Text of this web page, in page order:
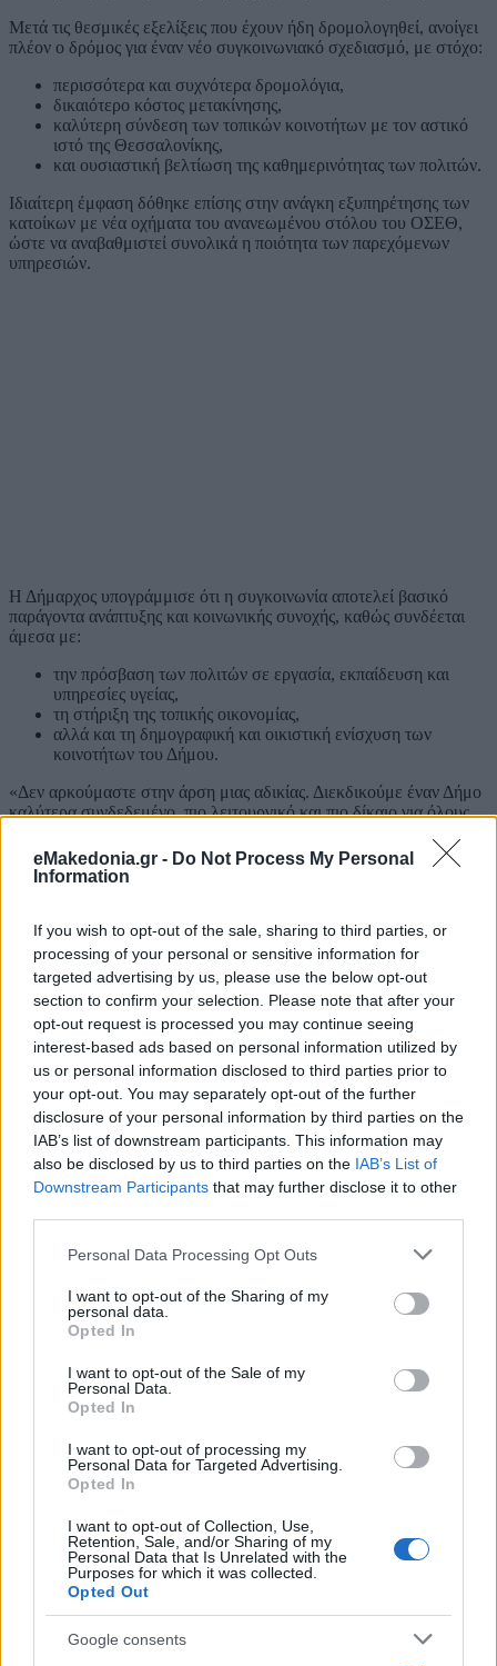
eMakedonia.gr - Do Not Process My Personal
Information
If you wish to opt-out of the sale, sharing to third parties, or
processing of your personal or sensitive information for
targeted advertising by us, please use the below opt-out
section to confirm your selection. Please note that after your
opt-out request is processed you may continue seeing
interest-based ads based on personal information utilized by
us or personal information disclosed to third parties prior to
your opt-out. You may separately opt-out of the further
disclosure of your personal information by third parties on the
IAB’s list of downstream participants. This information may
also be disclosed by us to third parties on the IAB’s List of
Downstream Participants that may further disclose it to other
Please note that this website/app uses one or more Google
not limited to your visit or usage behaviour. You may click to
grant or deny consent to Google and its third-party tags to
use your data for below specified purposes in below Google
consent section.
Personal Data Processing Opt Outs
I want to opt-out of the Sharing of my
personal data.
Opted In
I want to opt-out of the Sale of my
Personal Data.
Opted In
I want to opt-out of processing my
Personal Data for Targeted Advertising.
Opted In
I want to opt-out of Collection, Use,
Retention, Sale, and/or Sharing of my
Personal Data that Is Unrelated with the
Purposes for which it was collected.
Opted Out
Google consents
Μετά τις θεσμικές εξελίξεις που έχουν ήδη δρομολογηθεί, ανοίγει
πλέον ο δρόμος για έναν νέο συγκοινωνιακό σχεδιασμό, με στόχο:
περισσότερα και συχνότερα δρομολόγια,
δικαιότερο κόστος μετακίνησης,
καλύτερη σύνδεση των τοπικών κοινοτήτων με τον αστικό
ιστό της Θεσσαλονίκης,
και ουσιαστική βελτίωση της καθημερινότητας των πολιτών.
Ιδιαίτερη έμφαση δόθηκε επίσης στην ανάγκη εξυπηρέτησης των
κατοίκων με νέα οχήματα του ανανεωμένου στόλου του ΟΣΕΘ,
ώστε να αναβαθμιστεί συνολικά η ποιότητα των παρεχόμενων
υπηρεσιών.
Η Δήμαρχος υπογράμμισε ότι η συγκοινωνία αποτελεί βασικό
παράγοντα ανάπτυξης και κοινωνικής συνοχής, καθώς συνδέεται
άμεσα με:
την πρόσβαση των πολιτών σε εργασία, εκπαίδευση και
υπηρεσίες υγείας,
τη στήριξη της τοπικής οικονομίας,
αλλά και τη δημογραφική και οικιστική ενίσχυση των
κοινοτήτων του Δήμου.
«Δεν αρκούμαστε στην άρση μιας αδικίας. Διεκδικούμε έναν Δήμο
καλύτερα συνδεδεμένο, πιο λειτουργικό και πιο δίκαιο για όλους
προϋπόθεση ανάπτυξης για κάθε περιοχή του Δήμου Λαγκαδά»,
τόνισε η κα. Ανδρεάδου.
τηςGoogle
Πρόσθεσέ το στην Google
ΘΕΣΣΑΛΟΝΙΚΗ
Δήμος Λαγκαδά